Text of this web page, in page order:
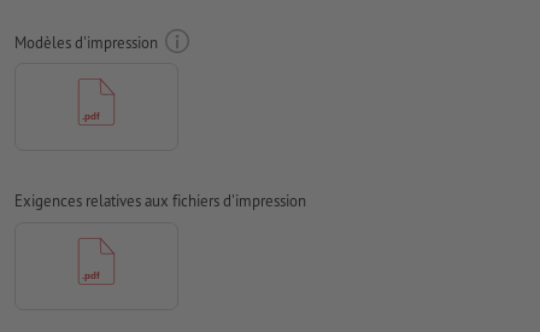
Mode couleur :
CMJN, FOGRA51 (PSO Coated v3) pour les
papiers couchés
Nous ne vérifions pas les
commentairessont supprimés et ne seront ainsi pas
Le contenu des
Modèles d'impression
Exigences relatives aux fichiers d'impression